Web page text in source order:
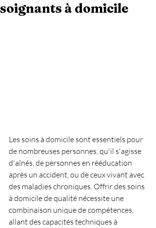
soignants à domicile
Les soins à domicile sont essentiels pour
de nombreuses personnes, qu'il s'agisse
d'aînés, de personnes en rééducation
après un accident, ou de ceux vivant avec
des maladies chroniques. Offrir des soins
à domicile de qualité nécessite une
combinaison unique de compétences,
allant des capacités techniques à